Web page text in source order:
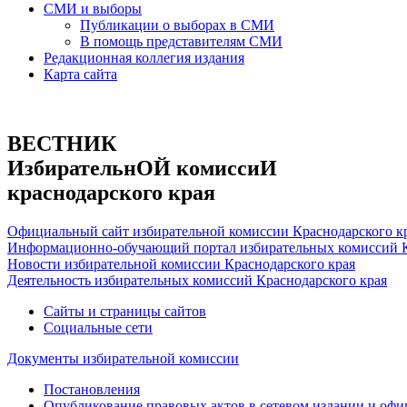
СМИ и выборы
Публикации о выборах в СМИ
В помощь представителям СМИ
Редакционная коллегия издания
Карта сайта
ВЕСТНИК
ИзбирательнОЙ комиссиИ
краснодарского края
Официальный сайт избирательной комиссии Краснодарского
Информационно-обучающий портал избирательных комиссий
Новости избирательной комиссии Краснодарского края
Деятельность избирательных комиссий Краснодарского края
Сайты и страницы сайтов
Социальные сети
Документы избирательной комиссии
Постановления